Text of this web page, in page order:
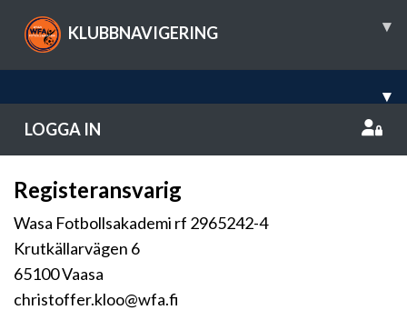
KLUBBNAVIGERING ▾
▾
LOGGA IN
Registeransvarig
Wasa Fotbollsakademi rf 2965242-4
Krutkällarvägen 6
65100 Vaasa
christoffer.kloo@wfa.fi